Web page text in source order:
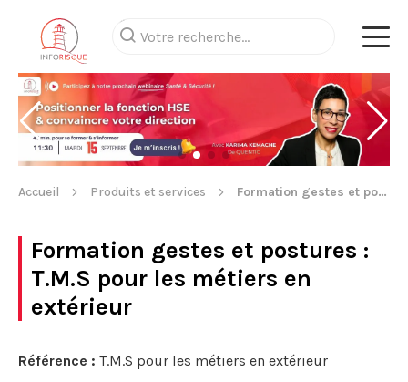
Accueil Produits et services Formation gestes et postures
Formation gestes et postures :
T.M.S pour les métiers en
extérieur
Référence : T.M.S pour les métiers en extérieur